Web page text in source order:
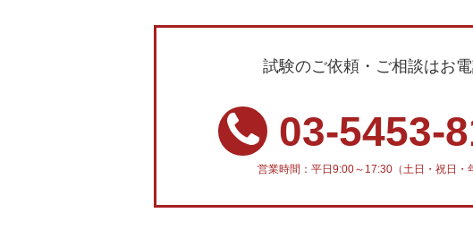
試験のご依頼・ご相談はお
03-5453-
営業時間：平日9:00～17:30（土日・祝日・